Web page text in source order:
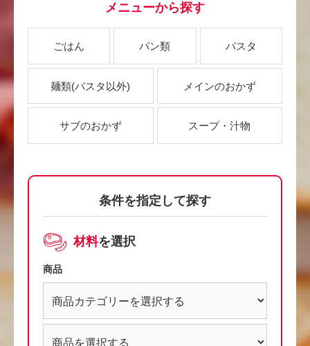
メニューから探す
ごはん パン類 パスタ
麺類(パスタ以外) メインのおかず
サブのおかず スープ・汁物
条件を指定して探す
材料を選択
商品